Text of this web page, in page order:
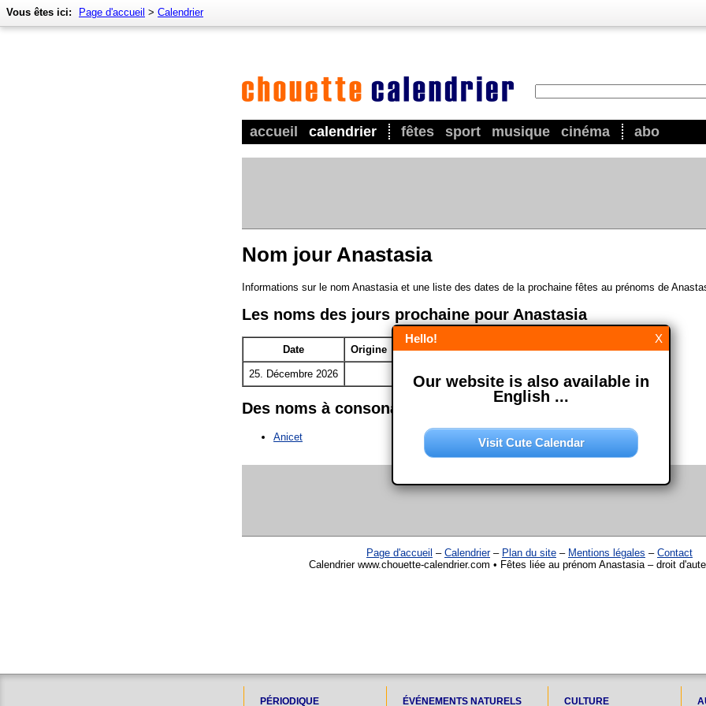
accueil calendrier fêtes sport musique cinéma abo
Vous êtes ici: Page d'accueil > Calendrier
Nom jour Anastasia
Informations sur le nom Anastasia et une liste des dates de la prochaine fêtes au prénoms de
Les noms des jours prochaine pour Anastasia
Date Origine
25. Décembre 2026
Des noms à consonance semblables
Anicet
Page d'accueil – Calendrier– Plan du site – Mentions légales – Contact
Calendrier www.chouette-calendrier.com • Fêtes liée au prénom Anastasia – droit
PÉRIODIQUE ÉVÉNEMENTS NATURELS CULTURE
X
Hello!
Our website is also available in
English ...
Visit Cute Calendar